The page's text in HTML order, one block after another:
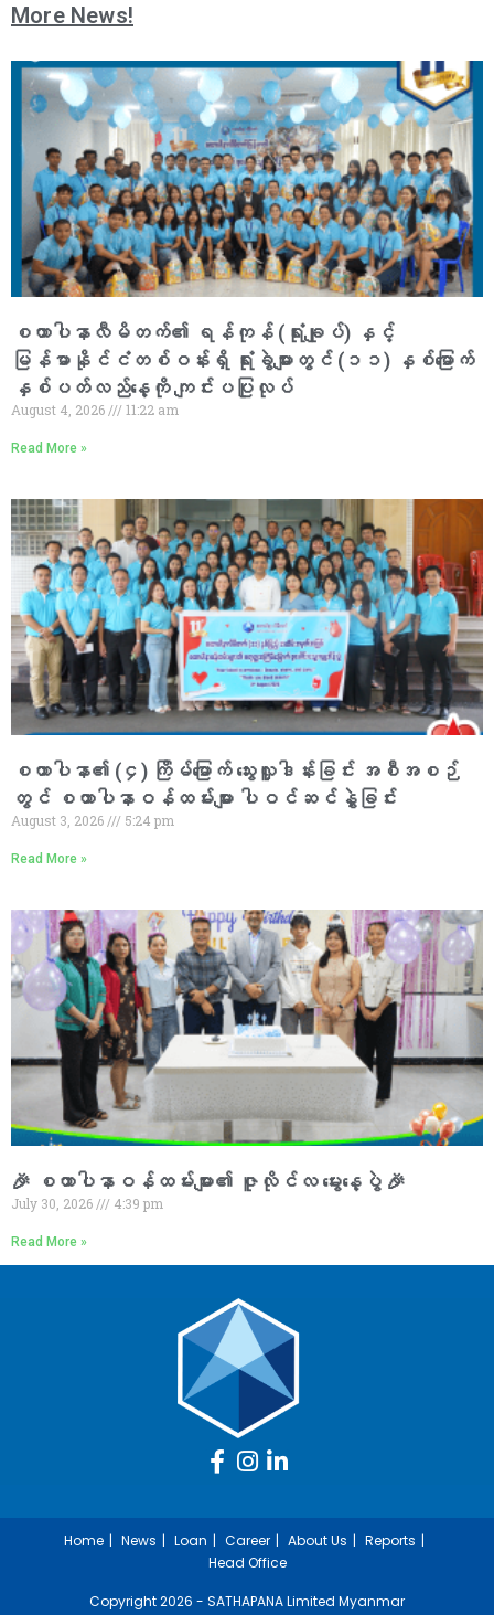
More News!
စထာပါနာလီမိတက်၏ ရန်ကုန် (ရုံးချုပ်) နှင့်
မြန်မာနိုင်ငံတစ်ဝန်းရှိ ရုံးခွဲများတွင် (၁၁) နှစ်မြောက်
နှစ်ပတ်လည်နေ့ကို ကျင်းပပြုလုပ်
August 4, 2026 11:22 am
Read More »
စထာပါနာ၏ (၄) ကြိမ်မြောက် သွေးလှူဒါန်းခြင်း အစီအစဉ်
တွင် စထာပါနာဝန်ထမ်းများ ပါဝင်ဆင်နွှဲခြင်း
August 3, 2026 5:24 pm
Read More »
🎉 စထာပါနာဝန်ထမ်းများ၏ ဇူလိုင်လ မွေးနေ့ပွဲ 🎉
July 30, 2026 4:39 pm
Read More »
Home News Loan Career About Us
Reports
Head Office
Copyright 2026 - SATHAPANA Limited Myanmar